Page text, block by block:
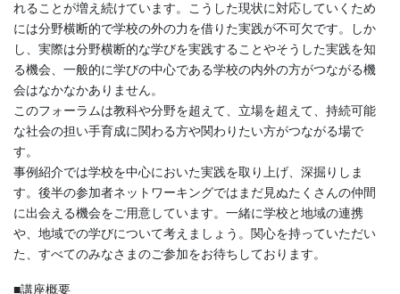
れることが増え続けています。こうした現状に対応していくため
には分野横断的で学校の外の力を借りた実践が不可欠です。しか
し、実際は分野横断的な学びを実践することやそうした実践を知
る機会、一般的に学びの中心である学校の内外の方がつながる機
会はなかなかありません。
このフォーラムは教科や分野を超えて、立場を超えて、持続可能
な社会の担い手育成に関わる方や関わりたい方がつながる場で
す。
事例紹介では学校を中心においた実践を取り上げ、深掘りしま
す。後半の参加者ネットワーキングではまだ見ぬたくさんの仲間
に出会える機会をご用意しています。一緒に学校と地域の連携
や、地域での学びについて考えましょう。関心を持っていただい
た、すべてのみなさまのご参加をお待ちしております。
■講座概要